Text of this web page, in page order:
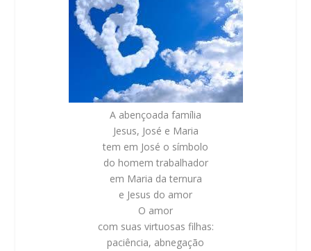
A abençoada família
Jesus, José e Maria
tem em José o símbolo
do homem trabalhador
em Maria da ternura
e Jesus do amor
O amor
com suas virtuosas filhas:
paciência, abnegação